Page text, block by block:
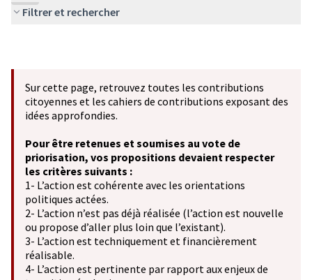
Filtrer et rechercher
Sur cette page, retrouvez toutes les contributions
citoyennes et les cahiers de contributions exposant des
idées approfondies.
Pour être retenues et soumises au vote de
priorisation, vos propositions devaient respecter
les critères suivants :
1- L’action est cohérente avec les orientations
politiques actées.
2- L’action n’est pas déjà réalisée (l’action est nouvelle
ou propose d’aller plus loin que l’existant).
3- L’action est techniquement et financièrement
réalisable.
4- L’action est pertinente par rapport aux enjeux de